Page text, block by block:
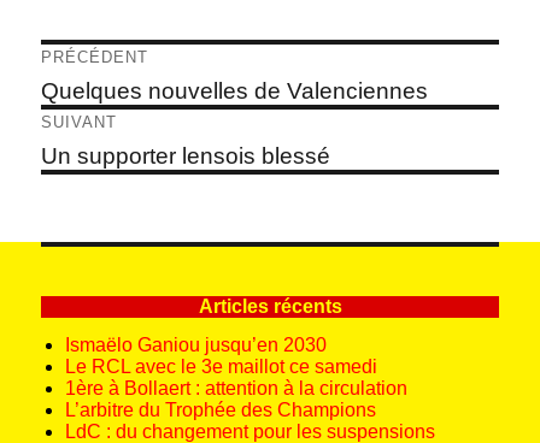
Navigation
de
l’article
PRÉCÉDENT
Article
précédent :
Quelques nouvelles de Valenciennes
SUIVANT
Article
suivant :
Un supporter lensois blessé
Articles récents
Ismaëlo Ganiou jusqu’en 2030
Le RCL avec le 3e maillot ce samedi
1ère à Bollaert : attention à la circulation
L’arbitre du Trophée des Champions
LdC : du changement pour les suspensions